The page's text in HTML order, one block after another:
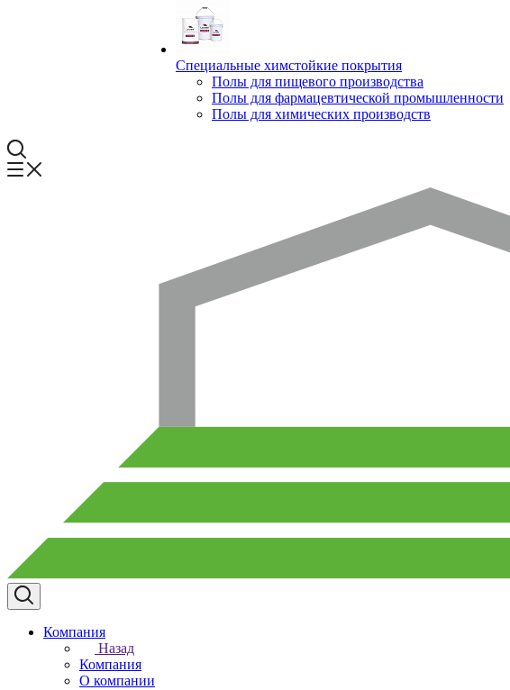
Специальные химстойкие покрытия
Полы для пищевого производства
Полы для фармацевтической промышленности
Полы для химических производств
Компания
Назад
Компания
О компании